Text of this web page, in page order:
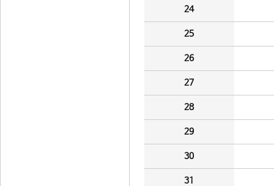
24
25
26
27
28
29
30
31